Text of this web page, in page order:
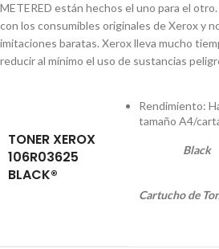
METERED están hechos el uno para el
con los consumibles originales de Xerox y
imitaciones baratas. Xerox lleva mucho
reducir al mínimo el uso de sustancias
TONER XEROX
106R03625
BLACK®
Rendimiento:
tamaño A4/
Black
Cartucho de